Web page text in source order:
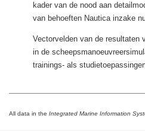
kader van de nood aan
van behoeften Nautica inzake
Vectorvelden van de resultaten
in de
trainings- als
All data in the Integrated Marine Information